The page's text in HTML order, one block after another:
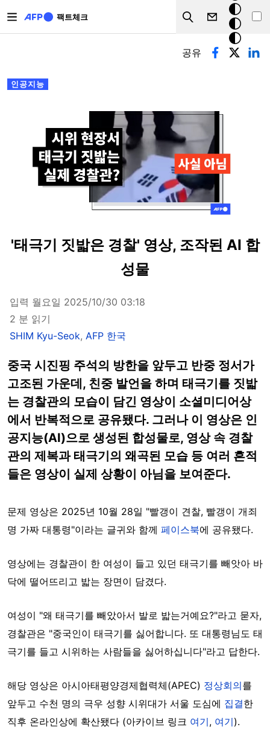
팩트체크
Search
크
모
드
기본탭
인공지능
공유
'태극기 짓밟은 경찰' 영상, 조작된 AI 합
성물
입력 월요일 2025/10/30 03:18
2 분 읽기
SHIM Kyu-Seok, AFP 한국
중국 시진핑 주석의 방한을 앞두고 반중 정서가
고조된 가운데, 친중 발언을 하며 태극기를 짓밟
는 경찰관의 모습이 담긴 영상이 소셜미디어상
에서 반복적으로 공유됐다. 그러나 이 영상은 인
공지능(AI)으로 생성된 합성물로, 영상 속 경찰
관의 제복과 태극기의 왜곡된 모습 등 여러 흔적
들은 영상이 실제 상황이 아님을 보여준다.
문제 영상은 2025년 10월 28일 "빨갱이 견찰, 빨갱이 개죄
명 가짜 대통령"이라는 글귀와 함께 페이스북에 공유됐다.
영상에는 경찰관이 한 여성이 들고 있던 태극기를 빼앗아 바
닥에 떨어뜨리고 밟는 장면이 담겼다.
여성이 "왜 태극기를 빼았아서 발로 밟는거예요?"라고 묻자,
경찰관은 "중국인이 태극기를 싫어합니다. 또 대통령님도 태
극기를 들고 시위하는 사람들을 싫어하십니다"라고 답한다.
해당 영상은 아시아태평양경제협력체(APEC) 정상회의를
앞두고 수천 명의 극우 성향 시위대가 서울 도심에 집결한
직후 온라인상에 확산됐다 (아카이브 링크 여기, 여기).